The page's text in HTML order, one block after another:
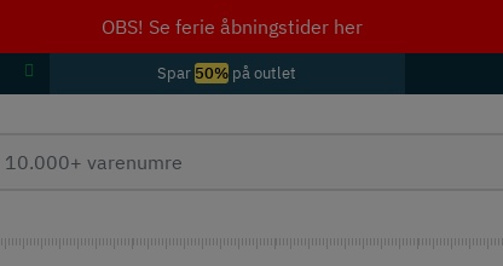
OBS! Se ferie åbningstider her
Spar 50% på outlet